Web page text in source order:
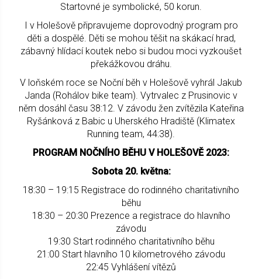
Startovné je symbolické, 50 korun.
I v Holešově připravujeme doprovodný program pro
děti a dospělé. Děti se mohou těšit na skákací hrad,
zábavný hlídací koutek nebo si budou moci vyzkoušet
překážkovou dráhu.
V loňském roce se Noční běh v Holešově vyhrál Jakub
Janda (Rohálov bike team). Vytrvalec z Prusinovic v
něm dosáhl času 38:12. V závodu žen zvítězila Kateřina
Ryšánková z Babic u Uherského Hradiště (Klimatex
Running team, 44:38).
PROGRAM NOČNÍHO BĚHU V HOLEŠOVĚ 2023:
Sobota 20. května:
18:30 – 19:15 Registrace do rodinného charitativního
běhu
18:30 – 20:30 Prezence a registrace do hlavního
závodu
19:30 Start rodinného charitativního běhu
21:00 Start hlavního 10 kilometrového závodu
22:45 Vyhlášení vítězů